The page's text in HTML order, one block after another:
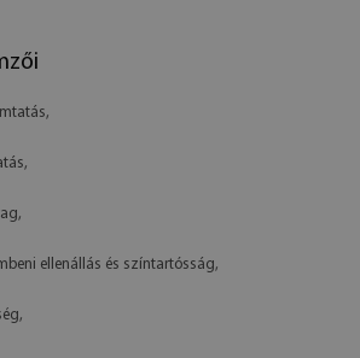
ellenállás és színtartósság,